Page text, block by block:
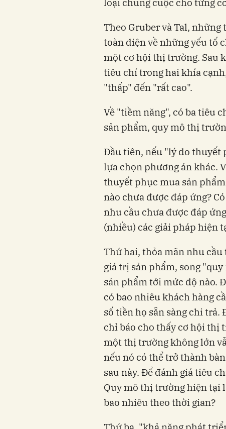
loại chung cuộc cho từng
Theo Gruber và Tal,
toàn diện về những yếu tố
một cơ hội thị trường. Sau
tiêu chí trong hai khía
"thấp" đến "rất cao".
Về "tiềm năng", có ba tiêu
sản phẩm, quy mô thị
Đầu tiên, nếu "lý do thuyết
lựa chọn phương án khác.
thuyết phục mua sản
nào chưa được đáp ứng?
nhu cầu chưa được đáp
(nhiều) các giải pháp hiện
Thứ hai, thỏa mãn nhu
giá trị sản phẩm, song
sản phẩm tới mức độ nào.
có bao nhiêu khách hàng
số tiền họ sẵn sàng chi
chỉ báo cho thấy cơ hội thị
một thị trường không lớn
nếu nó có thể trở thành
sau này. Để đánh giá tiêu
Quy mô thị trường hiện tại
bao nhiêu theo thời gian?